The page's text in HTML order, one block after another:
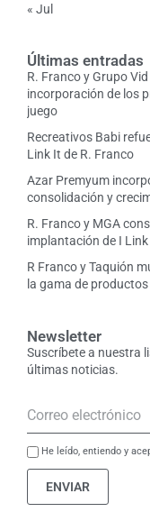
« Jul
Últimas entradas
R. Franco y Grupo
incorporación de los
juego
Recreativos Babi
Link It de R. Franco
Azar Premyum
consolidación y
R. Franco y MGA
implantación de I
R Franco y Taquión
la gama de
Newsletter
Suscríbete a nuestra
últimas noticias.
He leído, entiendo y
ENVIAR